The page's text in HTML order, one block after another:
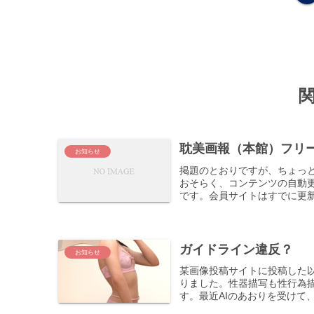
お知らせ 耽美画報（本館）フリ
掲題のとおりですが、ちょっ
おそらく、コンテンツの自動
です。会員サイトはすでに更
お知らせ ガイドライン違反？
某画像投稿サイトに投稿した
りました。性器描写も性行為
す。最近AIのあおりを受けて